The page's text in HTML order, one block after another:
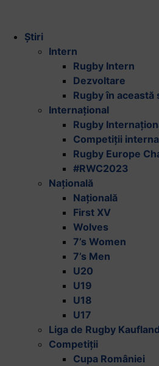
Știri
Intern
Rugby Intern
Dezvoltare
Rugby în această
Internațional
Rugby
Competiții
Rugby Europe
#RWC2023
Națională
Națională
First XV
Wolves
7’s Women
7’s Men
U20
U19
U18
U17
Liga de Rugby Kaufland
Competiții
Cupa României